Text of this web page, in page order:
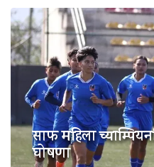
साफ महिला
घोषणा